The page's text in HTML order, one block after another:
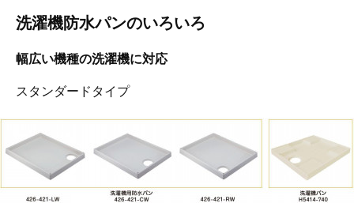
洗濯機防水パンのいろいろ
幅広い機種の洗濯機に対応
スタンダードタイプ